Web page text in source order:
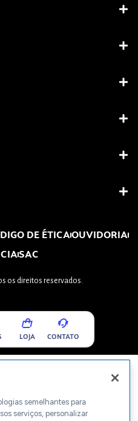
DE ÉTICAOUVIDORIA
SAC
os direitos reservados.
LOJA CONTATO
semelhantes para
serviços, personalizar